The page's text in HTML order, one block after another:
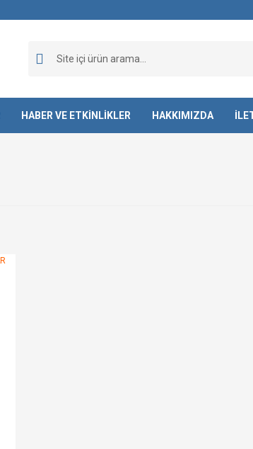
HABER VE ETKİNLİKLER HAKKIMIZDA